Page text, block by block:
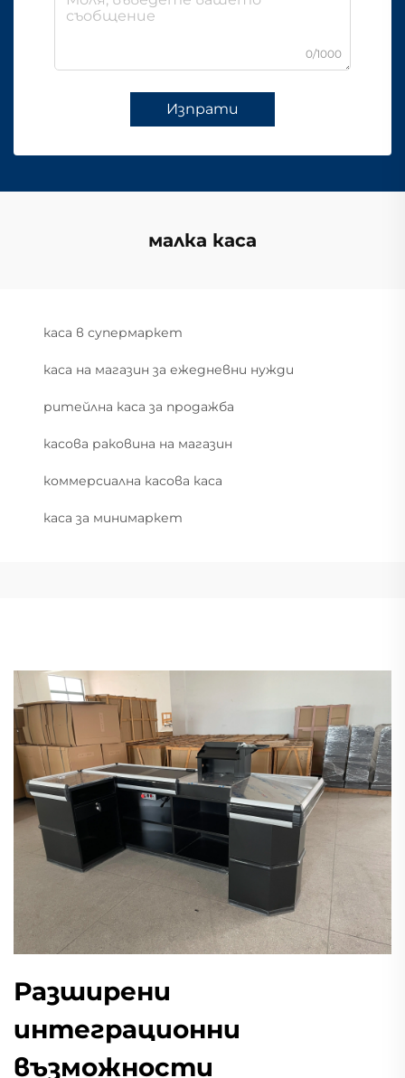
0/1000
Изпрати
малка каса
каса в супермаркет
каса на магазин за ежедневни нужди
ритейлна каса за продажба
касова раковина на магазин
коммерсиална касова каса
каса за минимаркет
Разширени
интеграционни
възможности